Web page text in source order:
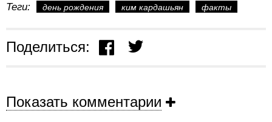
Теги: день рождения ким кардашьян факты
Поделиться:
Показать комментарии